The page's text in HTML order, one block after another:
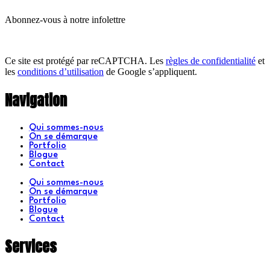
Abonnez-vous à notre infolettre
Ce site est protégé par reCAPTCHA. Les règles de confidentialité et
les conditions d’utilisation de Google s’appliquent.
Navigation
Qui sommes-nous
On se démarque
Portfolio
Blogue
Contact
Qui sommes-nous
On se démarque
Portfolio
Blogue
Contact
Services